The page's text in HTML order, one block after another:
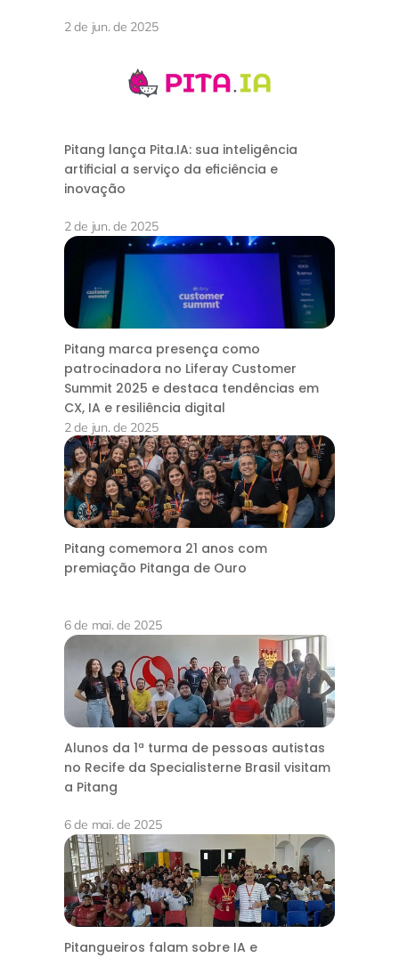
2 de jun. de 2025
Pitang lança Pita.IA: sua inteligência
artificial a serviço da eficiência e
inovação
2 de jun. de 2025
Pitang marca presença como
patrocinadora no Liferay Customer
Summit 2025 e destaca tendências em
CX, IA e resiliência digital
2 de jun. de 2025
Pitang comemora 21 anos com
premiação Pitanga de Ouro
6 de mai. de 2025
Alunos da 1ª turma de pessoas autistas
no Recife da Specialisterne Brasil visitam
a Pitang
6 de mai. de 2025
Pitangueiros falam sobre IA e